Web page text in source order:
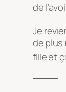
de
Je
de plus
fille et
⸻